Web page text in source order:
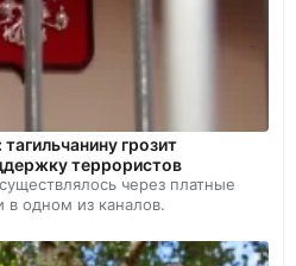
грозит
террористов
через платные
в одном из каналов.